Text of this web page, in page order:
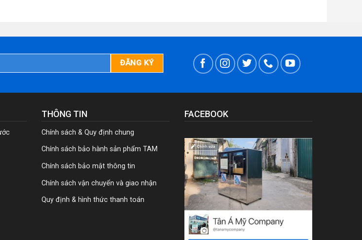
THÔNG TIN
Chính sách & Quy định chung
Chính sách bảo hành sản phẩm TAM
Chính sách bảo mật thông tin
Chính sách vận chuyển và giao nhận
Quy định & hình thức thanh toán
FACEBOOK